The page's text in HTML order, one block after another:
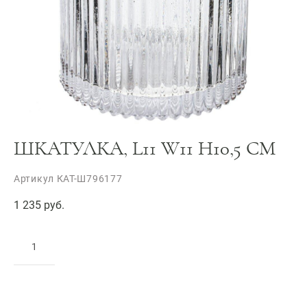
ШКАТУЛКА, L11 W11 H10,5 СМ
Артикул КАТ-Ш796177
1 235 pуб.